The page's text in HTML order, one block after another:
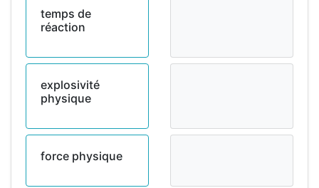
temps de
réaction
explosivité
physique
force physique